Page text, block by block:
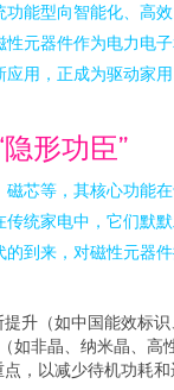
能型向智能化、高效
元器件作为电力电
用，正成为驱动家
形功臣”
芯等，其核心功能
统家电中，它们默
到来，对磁性元器
提升（如中国能效标识
如非晶、纳米晶、高
，以减少待机功耗和